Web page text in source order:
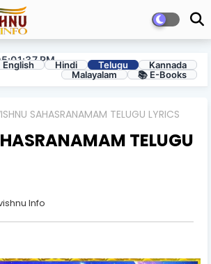
PM
English Hindi Telugu
Kannada
Malayalam
📚 E-Books
SAHASRANAMAM TELUGU LYRICS
TELUGU
Info